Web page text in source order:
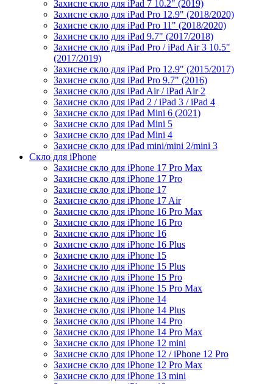
Захисне скло для iPad 7 10.2" (2019)
Захисне скло для iPad Pro 12.9" (2018/2020)
Захисне скло для iPad Pro 11" (2018/2020)
Захисне скло для iPad 9.7" (2017/2018)
Захисне скло для iPad Pro / iPad Air 3 10.5"
(2017/2019)
Захисне скло для iPad Pro 12.9" (2015/2017)
Захисне скло для iPad Pro 9.7" (2016)
Захисне скло для iPad Air / iPad Air 2
Захисне скло для iPad 2 / iPad 3 / iPad 4
Захисне скло для iPad Mini 6 (2021)
Захисне скло для iPad Mini 5
Захисне скло для iPad Mini 4
Захисне скло для iPad mini/mini 2/mini 3
Скло для iPhone
Захисне скло для iPhone 17 Pro Max
Захисне скло для iPhone 17 Pro
Захисне скло для iPhone 17
Захисне скло для iPhone 17 Air
Захисне скло для iPhone 16 Pro Max
Захисне скло для iPhone 16 Pro
Захисне скло для iPhone 16
Захисне скло для iPhone 16 Plus
Захисне скло для iPhone 15
Захисне скло для iPhone 15 Plus
Захисне скло для iPhone 15 Pro
Захисне скло для iPhone 15 Pro Max
Захисне скло для iPhone 14
Захисне скло для iPhone 14 Plus
Захисне скло для iPhone 14 Pro
Захисне скло для iPhone 14 Pro Max
Захисне скло для iPhone 12 mini
Захисне скло для iPhone 12 / iPhone 12 Pro
Захисне скло для iPhone 12 Pro Max
Захисне скло для iPhone 13 mini